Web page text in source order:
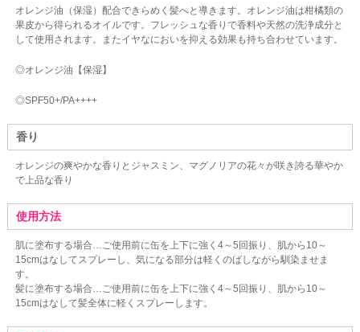
オレンジ油（保湿）配合できらめく髪へと導きます。オレンジ油は柑橘類の
果皮から得られるオイルです。フレッシュな香りで香料や天然の洗浄成分と
して使用されます。またイヤなにおいを抑える効果も持ち合わせています。
◎オレンジ油【保湿】
◎SPF50+/PA++++
香り
オレンジの爽やかな香りとジャスミン、マグノリアの花々が咲き誇る華やか
で上品な香り
使用方法
肌に塗布する場合…ご使用前に缶を上下に強く4～5回振り、肌から10～
15cmはなしてスプレーし、気になる部分は軽くのばしながら馴染ませま
す。
髪に塗布する場合…ご使用前に缶を上下に強く4～5回振り、肌から10～
15cmはなして髪全体に軽くスプレーします。